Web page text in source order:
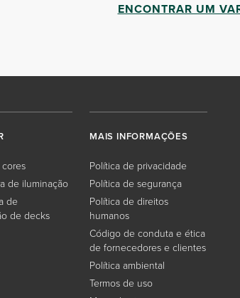
ENCONTRAR UM
de iluminação
de
de decks
MAIS INFORMAÇÕES
Política de privacidade
Política de segurança
Política de direitos
humanos
Código de conduta e ética
de fornecedores e clientes
Política ambiental
Termos de uso